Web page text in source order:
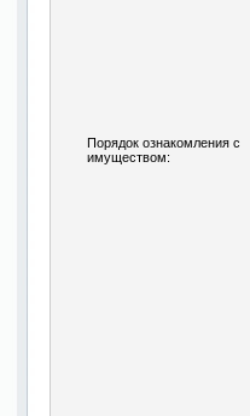
Порядок ознакомления с
имуществом: